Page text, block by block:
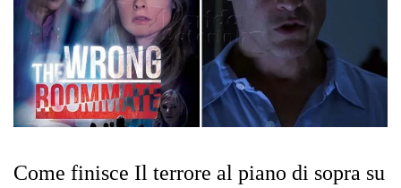
Come finisce Il terrore al piano di sopra su